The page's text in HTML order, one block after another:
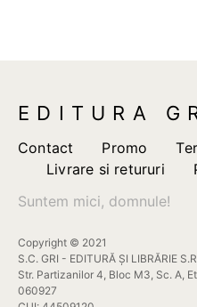
EDITURA
Contact Promo
Livrare si retururi
Suntem mici, domnule!
Copyright © 2021
S.C. GRI - EDITURĂ ȘI LIBRĂRIE
Str. Partizanilor 4, Bloc M3, Sc. A,
060927